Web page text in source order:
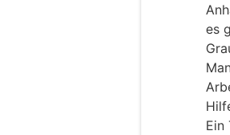
es
Ein